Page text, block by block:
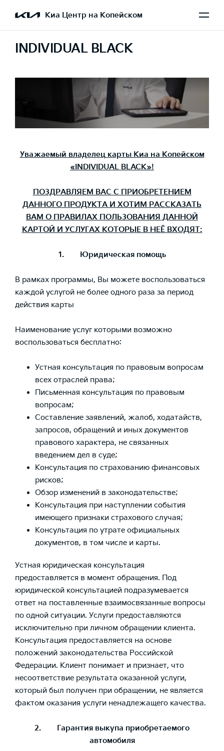
Киа Центр на Копейском
INDIVIDUAL BLACK
Уважаемый владелец карты Киа на Копейском
«INDIVIDUAL BLACK»!
ПОЗДРАВЛЯЕМ ВАС С ПРИОБРЕТЕНИЕМ
ДАННОГО ПРОДУКТА И ХОТИМ РАССКАЗАТЬ
ВАМ О ПРАВИЛАХ ПОЛЬЗОВАНИЯ ДАННОЙ
КАРТОЙ И УСЛУГАХ КОТОРЫЕ В НЕЁ ВХОДЯТ:
1. Юридическая помощь
В рамках программы, Вы можете воспользоваться
каждой услугой не более одного раза за период
действия карты
Наименование услуг которыми возможно
воспользоваться бесплатно:
Устная консультация по правовым вопросам
всех отраслей права;
Письменная консультация по правовым
вопросам;
Составление заявлений, жалоб, ходатайств,
запросов, обращений и иных документов
правового характера, не связанных
введением дел в суде;
Консультация по страхованию финансовых
рисков;
Обзор изменений в законодательстве;
Консультация при наступлении события
имеющего признаки страхового случая;
Консультация по утрате официальных
документов, в том числе и карты.
Устная юридическая консультация
предоставляется в момент обращения. Под
юридической консультацией подразумевается
ответ на поставленные взаимосвязанные вопросы
по одной ситуации. Услуги предоставляются
исключительно при личном обращении клиента.
Консультация предоставляется на основе
положений законодательства Российской
Федерации. Клиент понимает и признает, что
несоответствие результата оказанной услуги,
который был получен при обращении, не является
фактом оказания услуги ненадлежащего качества.
2. Гарантия выкупа приобретаемого
автомобиля